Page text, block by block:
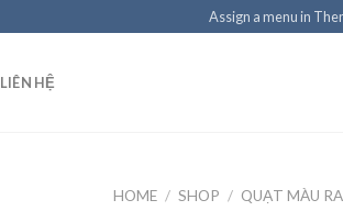
Assign a menu in
LIÊN HỆ
HOME / SHOP / QUẠT MÀU